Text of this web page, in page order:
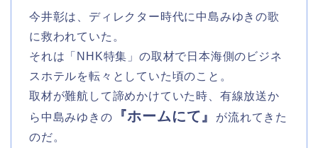
今井彰は、ディレクター時代に中島みゆきの歌
に救われていた。
それは「NHK特集」の取材で日本海側のビジネ
スホテルを転々としていた頃のこと。
取材が難航して諦めかけていた時、有線放送か
ら中島みゆきの
『ホームにて』
が流れてきた
のだ。